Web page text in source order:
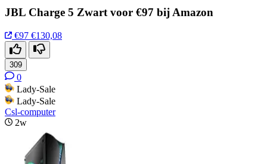
JBL Charge 5 Zwart voor €97 bij Amazon
€97 €130,08
309
0
Lady-Sale
Lady-Sale
Csl-computer
2w